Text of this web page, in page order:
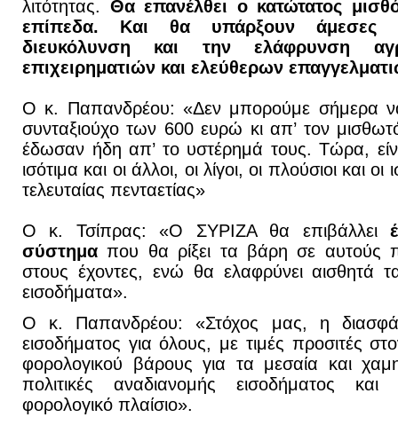
λιτότητας. Θα επανέλθει ο κατώτατος
επίπεδα. Και θα υπάρξουν άμεσες
διευκόλυνση και την ελάφρυνση
επιχειρηματιών και ελεύθερων
Ο κ. Παπανδρέου: «Δεν μπορούμε σήμερα
συνταξιούχο των 600 ευρώ κι απ’ τον
έδωσαν ήδη απ’ το υστέρημά τους. Τώρα,
ισότιμα και οι άλλοι, οι λίγοι, οι πλούσιοι και
τελευταίας πενταετίας»
Ο κ. Τσίπρας: «Ο ΣΥΡΙΖΑ θα επιβάλλει
σύστημα που θα ρίξει τα βάρη σε αυτούς
στους έχοντες, ενώ θα ελαφρύνει αισθητά
εισοδήματα».
Ο κ. Παπανδρέου: «Στόχος μας, η
εισοδήματος για όλους, με τιμές προσιτές
φορολογικού βάρους για τα μεσαία και
πολιτικές αναδιανομής εισοδήματος
φορολογικό πλαίσιο».